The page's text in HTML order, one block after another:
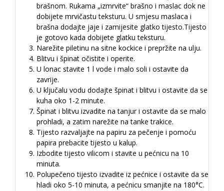
brašnom. Rukama „izmrvite“ brašno i maslac dok ne
dobijete mrvičastu teksturu. U smjesu maslaca i
brašna dodajte jaje i zamijesite glatko tijesto.Tijesto
je gotovo kada dobijete glatku teksturu.
Narežite piletinu na sitne kockice i prepržite na ulju.
Blitvu i špinat očistite i operite.
U lonac stavite 1 l vode i malo soli i ostavite da
zavrije.
U ključalu vodu dodajte špinat i blitvu i ostavite da se
kuha oko 1-2 minute.
Špinat i blitvu izvadite na tanjur i ostavite da se malo
prohladi, a zatim narežite na tanke trakice.
Tijesto razvaljajte na papiru za pečenje i pomoću
papira prebacite tijesto u kalup.
Izbodite tijesto vilicom i stavite u pećnicu na 10
minuta.
Polupečeno tijesto izvadite iz pećnice i ostavite da se
hladi oko 5-10 minuta, a pećnicu smanjite na 180°C.